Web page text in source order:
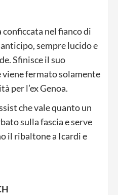
conficcata nel fianco di
sempre lucido e
Sfinisce il suo
viene fermato solamente
per l’ex Genoa.
che vale quanto un
sulla fascia e serve
il ribaltone a Icardi e